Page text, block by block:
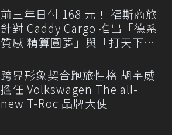
前三年日付 168 元！ 福斯商旅
針對 Caddy Cargo 推出「德系
質感 精算圓夢」與「打天下」
跨界形象契合跑旅性格 胡宇威
擔任 Volkswagen The all-
new T-Roc 品牌大使